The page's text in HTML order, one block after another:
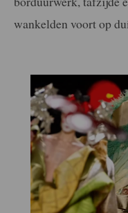
wankelden voort op